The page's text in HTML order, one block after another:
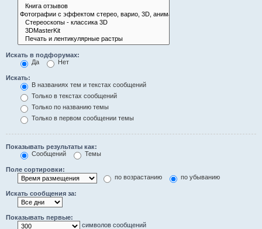
Искать в подфорумах:
Да
Нет
Искать:
В названиях тем и текстах сообщений
Только в текстах сообщений
Только по названию темы
Только в первом сообщении темы
Показывать результаты как:
Сообщений
Темы
Поле сортировки:
по возрастанию
по убыванию
Искать сообщения за:
Показывать первые:
символов сообщений